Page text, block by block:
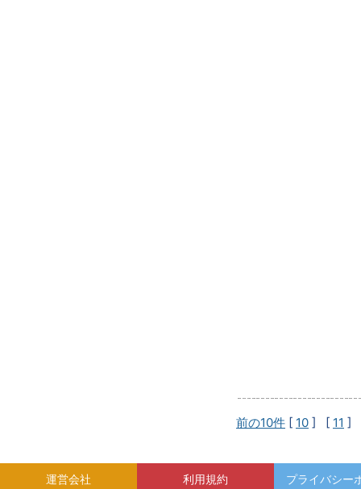
前の10件 [ 10 ] [ 11 ]
運営会社 利用規約 プライバシー